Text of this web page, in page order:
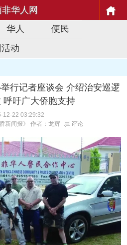
华人网
华人
便民
动
行记者座谈会 介绍治安巡逻
呼吁广大侨胞支持
12-22 03:29:32
新闻报》 作者：龙辉 评论